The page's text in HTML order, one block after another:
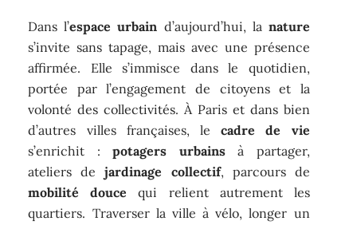
Dans l’espace urbain d’aujourd’hui, la nature
s’invite sans tapage, mais avec une présence
affirmée. Elle s’immisce dans le quotidien,
portée par l’engagement de citoyens et la
volonté des collectivités. À Paris et dans bien
d’autres villes françaises, lecadre de vie
s’enrichit :potagers urbainsà partager,
ateliers dejardinage collectif, parcours de
mobilité douce qui relient autrement les
quartiers. Traverser la ville à vélo, longer un